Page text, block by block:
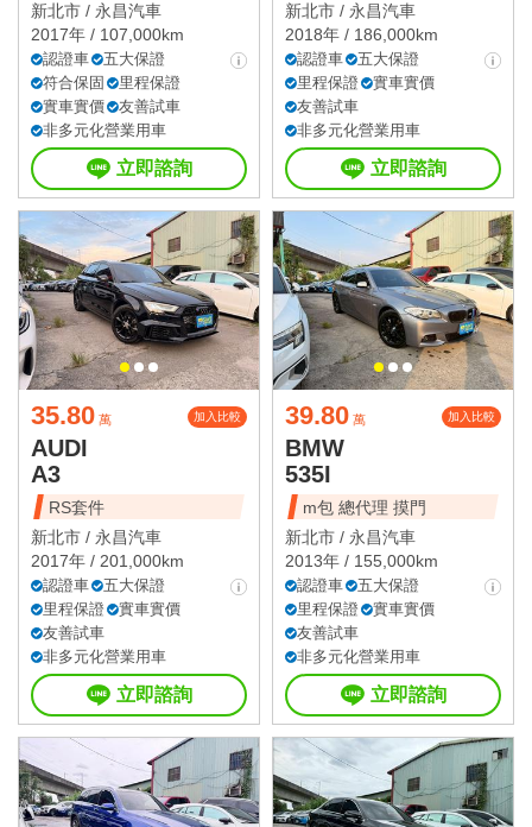
新北市 / 永昌汽車
2017年 / 107,000km
認證車
五大保證
符合保固
里程保證
實車實價
友善試車
非多元化營業用車
立即諮詢
新北市 / 永昌汽車
2018年 / 186,000km
認證車
五大保證
里程保證
實車實價
友善試車
非多元化營業用車
立即諮詢
35.80 萬 加入比較
AUDI
A3
RS套件
新北市 / 永昌汽車
2017年 / 201,000km
認證車
五大保證
里程保證
實車實價
友善試車
非多元化營業用車
立即諮詢
39.80 萬 加入比較
BMW
535I
m包 總代理 摸門
新北市 / 永昌汽車
2013年 / 155,000km
認證車
五大保證
里程保證
實車實價
友善試車
非多元化營業用車
立即諮詢